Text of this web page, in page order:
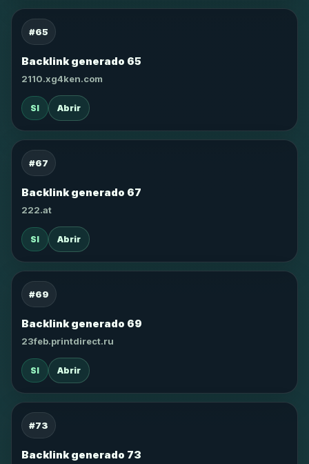
#65
Backlink generado 65
2110.xg4ken.com
SI Abrir
#67
Backlink generado 67
222.at
SI Abrir
#69
Backlink generado 69
23feb.printdirect.ru
SI Abrir
#73
Backlink generado 73